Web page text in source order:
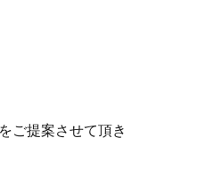
ご提案させて頂き